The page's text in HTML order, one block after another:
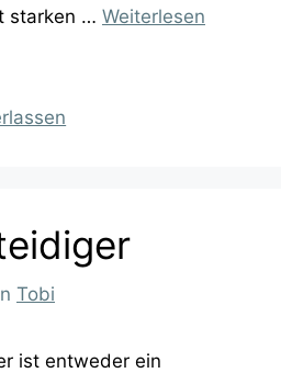
starken … Weiterlesen
Tobi
ist entweder ein